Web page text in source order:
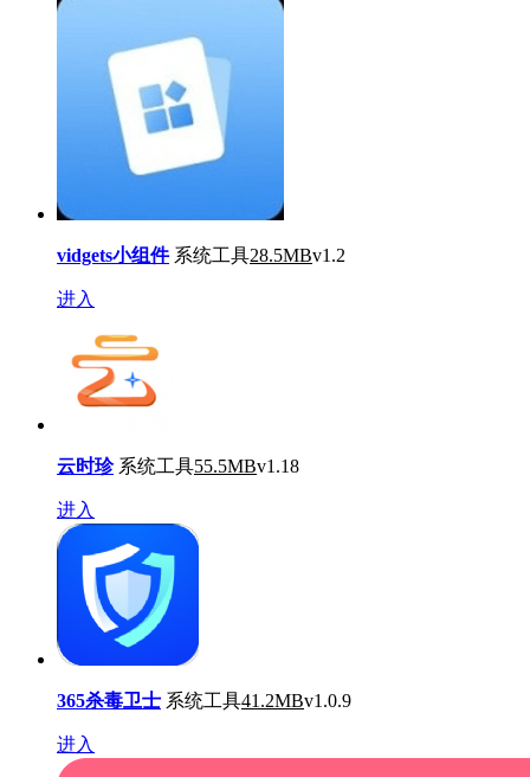
vidgets小组件 系统工具28.5MBv1.2
进入
云时珍 系统工具55.5MBv1.18
进入
365杀毒卫士 系统工具41.2MBv1.0.9
进入